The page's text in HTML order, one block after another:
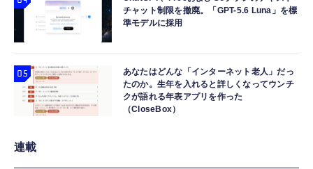
チャット制限を撤廃。「GPT-5.6 Luna」を標
準モデルに採用
あなたはどんな「インターネット老人」だっ
たのか。生年を入れると詳しくなってウンチ
クが語れる年表アプリを作った
（CloseBox）
連載